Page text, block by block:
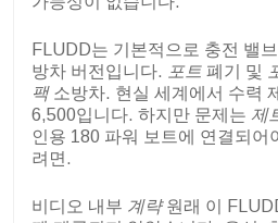
FLUDD는 기본적으로 충전 밸
방차 버전입니다. 포트 폐기 및
팩소방차. 현실 세계에서 수력
6,500입니다. 하지만 문제는 제
인용 180 파워 보트에 연결되어
려면.
비디오 내부 계략원래 이